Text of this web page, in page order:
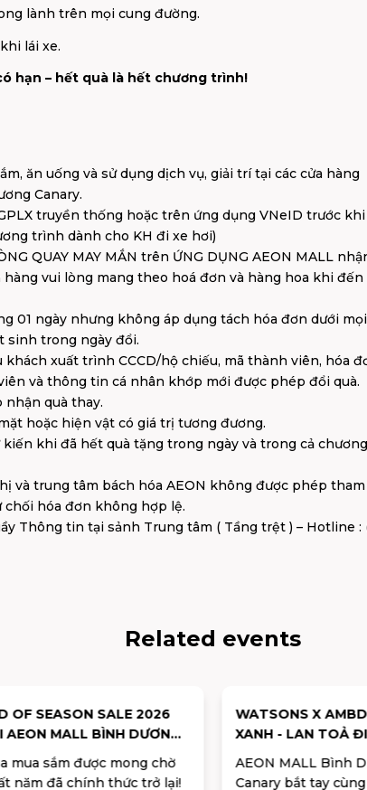
lành trên mọi cung đường.
lái xe.
hạn – hết quà là hết chương trình!
ăn uống và sử dụng dịch vụ, giải trí tại các cửa hàng
Canary.
truyền thống hoặc trên ứng dụng VNeID trước khi
trình dành cho KH đi xe hơi)
QUAY MAY MẮN trên ỨNG DỤNG AEON MALL
vui lòng mang theo hoá đơn và hàng hoa khi đến
01 ngày nhưng không áp dụng tách hóa đơn dưới mọi
sinh trong ngày đổi.
xuất trình CCCD/hộ chiếu, mã thành viên, hóa
và thông tin cá nhân khớp mới được phép đổi quà.
quà thay.
hoặc hiện vật có giá trị tương đương.
khi đã hết quà tặng trong ngày và trong cả chương
và trung tâm bách hóa AEON không được phép tham
hóa đơn không hợp lệ.
Thông tin tại sảnh Trung tâm ( Tầng trệt ) – Hotline :
Related events
OF SEASON SALE 2026
AEON MALL BÌNH DƯƠNG
GIẢM GIÁ ĐẾN 50%++,
QUÀ 100% TRÚNG
mua sắm được mong chờ
năm đã chính thức trở lại!
WATSONS X
XANH - LAN TOẢ
AEON MALL Bình
Canary bắt tay